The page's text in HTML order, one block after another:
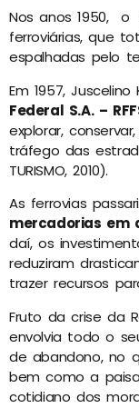
Nos anos 1950, o
ferroviárias, que
espalhadas pelo
Em 1957,
Federal S.A. –
explorar,
tráfego das
TURISMO, 2010).
As ferrovias
mercadorias em
daí, os
reduziram
trazer recursos
Fruto da crise da
envolvia todo o
de abandono, no
bem como a
cotidiano dos